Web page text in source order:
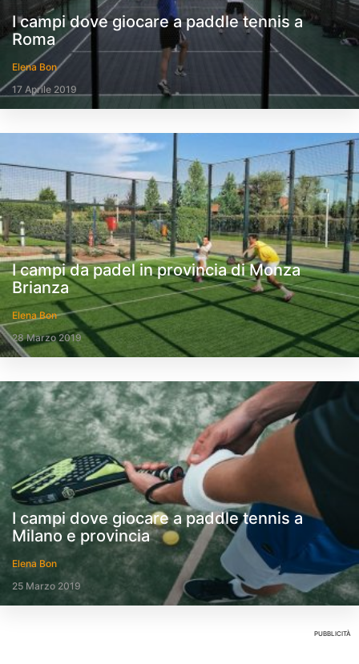
I campi dove giocare a paddle tennis a
Roma
Elena Bon
17 Aprile 2019
I campi da padel in provincia di Monza
Brianza
Elena Bon
28 Marzo 2019
I campi dove giocare a paddle tennis a
Milano e provincia
Elena Bon
25 Marzo 2019
PUBBLICITÀ